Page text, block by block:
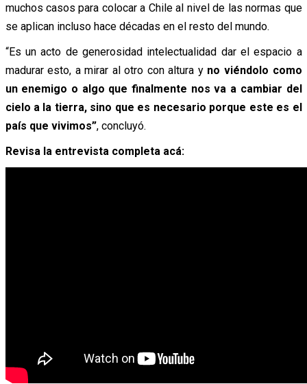
muchos casos para colocar a Chile al nivel de las normas que
se aplican incluso hace décadas en el resto del mundo.
“Es un acto de generosidad intelectualidad dar el espacio a
madurar esto, a mirar al otro con altura y no viéndolo como
un enemigo o algo que finalmente nos va a cambiar del
cielo a la tierra, sino que es necesario porque este es el
país que vivimos”, concluyó.
Revisa la entrevista completa acá: